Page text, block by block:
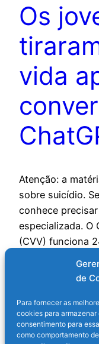
de
Para fornecer as
cookies para
consentimento para
como comportamento
Os
vida
Atenção: a
sobre suicídio.
conhece
especializada. O
(CVV) funciona
O crescimento
2 de setembro